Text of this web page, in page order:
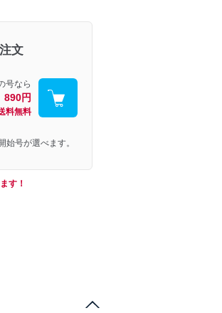
文
号なら
890円
料無料
号が選べます。
す！